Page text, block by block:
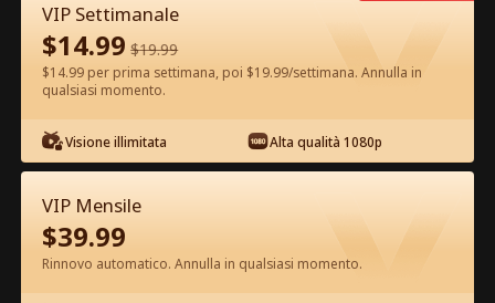
VIP Settimanale
$14.99 $19.99
$14.99 per prima settimana, poi $19.99/settimana. Annulla in
qualsiasi momento.
Visione illimitata Alta qualità 1080p
VIP Mensile
$39.99
Rinnovo automatico. Annulla in qualsiasi momento.